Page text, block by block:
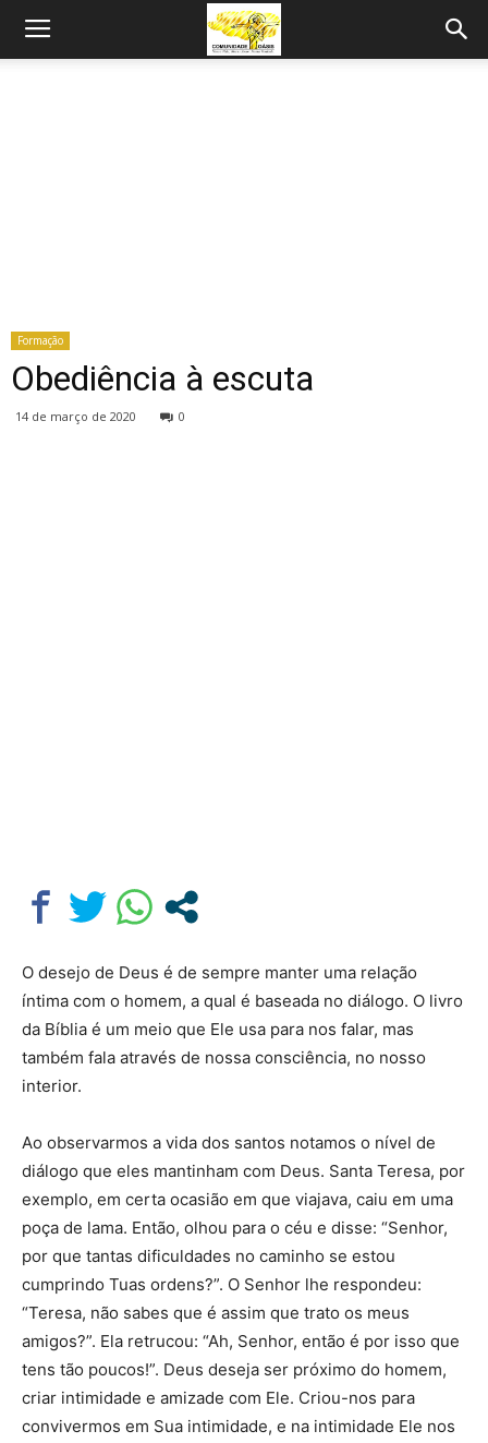
Formação
Obediência à escuta
14 de março de 2020 0
O desejo de Deus é de sempre manter uma relação
íntima com o homem, a qual é baseada no diálogo. O livro
da Bíblia é um meio que Ele usa para nos falar, mas
também fala através de nossa consciência, no nosso
interior.
Ao observarmos a vida dos santos notamos o nível de
diálogo que eles mantinham com Deus. Santa Teresa, por
exemplo, em certa ocasião em que viajava, caiu em uma
poça de lama. Então, olhou para o céu e disse: “Senhor,
por que tantas dificuldades no caminho se estou
cumprindo Tuas ordens?”. O Senhor lhe respondeu:
“Teresa, não sabes que é assim que trato os meus
amigos?”. Ela retrucou: “Ah, Senhor, então é por isso que
tens tão poucos!”. Deus deseja ser próximo do homem,
criar intimidade e amizade com Ele. Criou-nos para
convivermos em Sua intimidade, e na intimidade Ele nos